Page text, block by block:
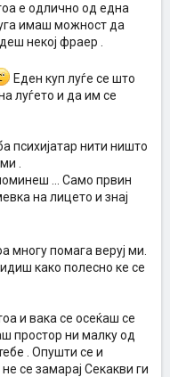
е одлично од една
имаш можност да
некој фраер .
Еден куп луѓе се што
луѓето и да им се
психијатар нити ништо
.
... Само првин
на лицето и знај
многу помага веруј ми.
како полесно ке се
и вака се осеќаш се
простор ни малку од
. Опушти се и
се замарај Секакви ги